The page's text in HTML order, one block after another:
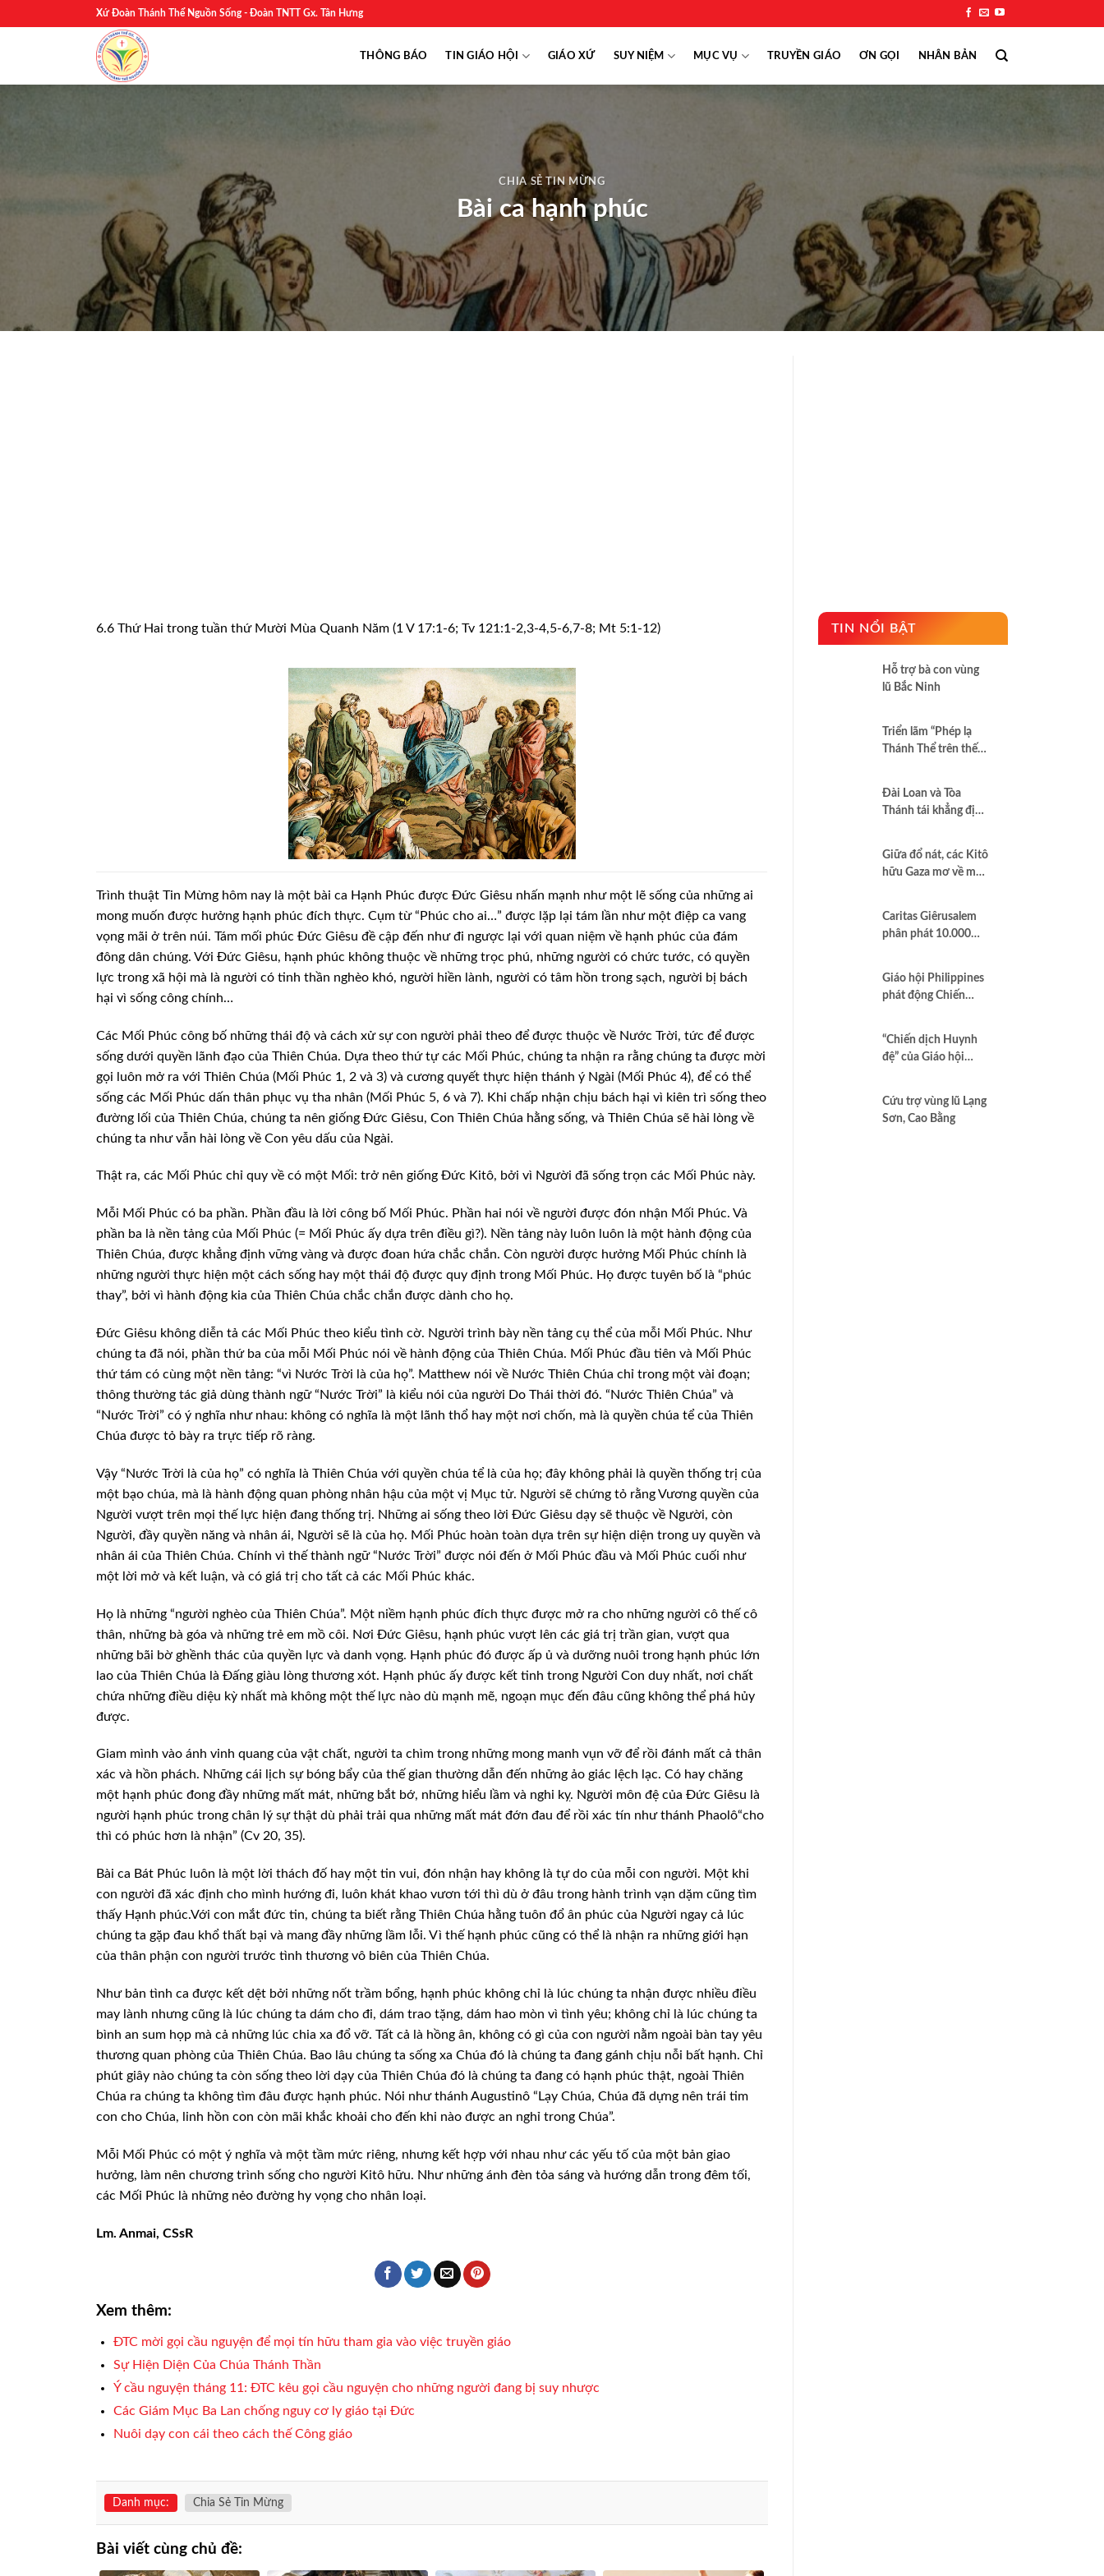
to
Xứ Đoàn Thánh Thể Nguồn Sống - Đoàn TNTT Gx. Tân Hưng
THÔNG BÁO TIN GIÁO HỘI GIÁO XỨ SUY NIỆM MỤC VỤ TRUYỀN GIÁO ƠN GỌI NHÂN BẢN
CHIA SẺ TIN MỪNG
Bài ca hạnh phúc
6.6 Thứ Hai trong tuần thứ Mười Mùa Quanh Năm (1 V 17:1-6; Tv 121:1-2,3-4,5-6,7-8; Mt 5:1-12)
Trình thuật Tin Mừng hôm nay là một bài ca Hạnh Phúc được Đức Giêsu nhấn mạnh như một lẽ sống của những ai
mong muốn được hưởng hạnh phúc đích thực. Cụm từ “Phúc cho ai…” được lặp lại tám lần như một điệp ca vang
vọng mãi ở trên núi. Tám mối phúc Đức Giêsu đề cập đến như đi ngược lại với quan niệm về hạnh phúc của đám
đông dân chúng. Với Đức Giêsu, hạnh phúc không thuộc về những trọc phú, những người có chức tước, có quyền
lực trong xã hội mà là người có tinh thần nghèo khó, người hiền lành, người có tâm hồn trong sạch, người bị bách
hại vì sống công chính…
Các Mối Phúc công bố những thái độ và cách xử sự con người phải theo để được thuộc về Nước Trời, tức để được
sống dưới quyền lãnh đạo của Thiên Chúa. Dựa theo thứ tự các Mối Phúc, chúng ta nhận ra rằng chúng ta được mời
gọi luôn mở ra với Thiên Chúa (Mối Phúc 1, 2 và 3) và cương quyết thực hiện thánh ý Ngài (Mối Phúc 4), để có thể
sống các Mối Phúc dấn thân phục vụ tha nhân (Mối Phúc 5, 6 và 7). Khi chấp nhận chịu bách hại vì kiên trì sống theo
đường lối của Thiên Chúa, chúng ta nên giống Đức Giêsu, Con Thiên Chúa hằng sống, và Thiên Chúa sẽ hài lòng về
chúng ta như vẫn hài lòng về Con yêu dấu của Ngài.
Thật ra, các Mối Phúc chỉ quy về có một Mối: trở nên giống Đức Kitô, bởi vì Người đã sống trọn các Mối Phúc này.
Mỗi Mối Phúc có ba phần. Phần đầu là lời công bố Mối Phúc. Phần hai nói về người được đón nhận Mối Phúc. Và
phần ba là nền tảng của Mối Phúc (= Mối Phúc ấy dựa trên điều gì?). Nền tảng này luôn luôn là một hành động của
Thiên Chúa, được khẳng định vững vàng và được đoan hứa chắc chắn. Còn người được hưởng Mối Phúc chính là
những người thực hiện một cách sống hay một thái độ được quy định trong Mối Phúc. Họ được tuyên bố là “phúc
thay”, bởi vì hành động kia của Thiên Chúa chắc chắn được dành cho họ.
Đức Giêsu không diễn tả các Mối Phúc theo kiểu tình cờ. Người trình bày nền tảng cụ thể của mỗi Mối Phúc. Như
chúng ta đã nói, phần thứ ba của mỗi Mối Phúc nói về hành động của Thiên Chúa. Mối Phúc đầu tiên và Mối Phúc
thứ tám có cùng một nền tảng: “vì Nước Trời là của họ”. Matthew nói về Nước Thiên Chúa chỉ trong một vài đoạn;
thông thường tác giả dùng thành ngữ “Nước Trời” là kiểu nói của người Do Thái thời đó. “Nước Thiên Chúa” và
“Nước Trời” có ý nghĩa như nhau: không có nghĩa là một lãnh thổ hay một nơi chốn, mà là quyền chúa tể của Thiên
Chúa được tỏ bày ra trực tiếp rõ ràng.
Vậy “Nước Trời là của họ” có nghĩa là Thiên Chúa với quyền chúa tể là của họ; đây không phải là quyền thống trị của
một bạo chúa, mà là hành động quan phòng nhân hậu của một vị Mục tử. Người sẽ chứng tỏ rằng Vương quyền của
Người vượt trên mọi thế lực hiện đang thống trị. Những ai sống theo lời Đức Giêsu dạy sẽ thuộc về Người, còn
Người, đầy quyền năng và nhân ái, Người sẽ là của họ. Mối Phúc hoàn toàn dựa trên sự hiện diện trong uy quyền và
nhân ái của Thiên Chúa. Chính vì thế thành ngữ “Nước Trời” được nói đến ở Mối Phúc đầu và Mối Phúc cuối như
một lời mở và kết luận, và có giá trị cho tất cả các Mối Phúc khác.
Họ là những “người nghèo của Thiên Chúa”. Một niềm hạnh phúc đích thực được mở ra cho những người cô thế cô
thân, những bà góa và những trẻ em mồ côi. Nơi Đức Giêsu, hạnh phúc vượt lên các giá trị trần gian, vượt qua
những bãi bờ ghềnh thác của quyền lực và danh vọng. Hạnh phúc đó được ấp ủ và dưỡng nuôi trong hạnh phúc lớn
lao của Thiên Chúa là Đấng giàu lòng thương xót. Hạnh phúc ấy được kết tinh trong Người Con duy nhất, nơi chất
chứa những điều diệu kỳ nhất mà không một thế lực nào dù mạnh mẽ, ngoạn mục đến đâu cũng không thể phá hủy
được.
Giam mình vào ánh vinh quang của vật chất, người ta chìm trong những mong manh vụn vỡ để rồi đánh mất cả thân
xác và hồn phách. Những cái lịch sự bóng bẩy của thế gian thường dẫn đến những ảo giác lệch lạc. Có hay chăng
một hạnh phúc đong đầy những mất mát, những bắt bớ, những hiểu lầm và nghi kỵ. Người môn đệ của Đức Giêsu là
người hạnh phúc trong chân lý sựthật dù phải trải qua những mất mát đớn đau để rồi xác tín như thánh Phaolô“cho
thì có phúc hơn là nhận” (Cv 20, 35).
Bài ca Bát Phúc luôn là một lời thách đố hay một tin vui, đón nhận hay không là tự do của mỗi con người. Một khi
con người đã xác định cho mình hướng đi, luôn khát khao vươn tới thì dù ở đâu trong hành trình vạn dặm cũng tìm
thấy Hạnh phúc.Với con mắt đức tin, chúng ta biết rằng Thiên Chúa hằng tuôn đổ ân phúc của Người ngay cả lúc
chúng ta gặp đau khổ thất bại và mang đầy những lầm lỗi. Vì thế hạnh phúc cũng có thể là nhận ra những giới hạn
của thân phận con người trước tình thương vô biên của Thiên Chúa.
Như bản tình ca được kết dệt bởi những nốt trầm bổng, hạnh phúc không chỉ là lúc chúng ta nhận được nhiều điều
may lành nhưng cũng là lúc chúng ta dám cho đi, dám trao tặng, dám hao mòn vì tình yêu; không chỉ là lúc chúng ta
bình an sum họp mà cả những lúc chia xa đổ vỡ. Tất cả là hồng ân, không có gì của con người nằm ngoài bàn tay yêu
thương quan phòng của Thiên Chúa. Bao lâu chúng ta sống xa Chúa đó là chúng ta đang gánh chịu nỗi bất hạnh. Chỉ
phút giây nào chúng ta còn sống theo lời dạy của Thiên Chúa đó là chúng ta đang có hạnh phúc thật, ngoài Thiên
Chúa ra chúng ta không tìm đâu được hạnh phúc. Nói như thánh Augustinô “Lạy Chúa, Chúa đã dựng nên trái tim
con cho Chúa, linh hồn con còn mãi khắc khoải cho đến khi nào được an nghỉ trong Chúa”.
Mỗi Mối Phúc có một ý nghĩa và một tầm mức riêng, nhưng kết hợp với nhau như các yếu tố của một bản giao
hưởng, làm nên chương trình sống cho người Kitô hữu. Như những ánh đèn tỏa sáng và hướng dẫn trong đêm tối,
các Mối Phúc là những nẻo đường hy vọng cho nhân loại.
Lm. Anmai, CSsR
Xem thêm:
ĐTC mời gọi cầu nguyện để mọi tín hữu tham gia vào việc truyền giáo
Sự Hiện Diện Của Chúa Thánh Thần
Ý cầu nguyện tháng 11: ĐTC kêu gọi cầu nguyện cho những người đang bị suy nhược
Các Giám Mục Ba Lan chống nguy cơ ly giáo tại Đức
Nuôi dạy con cái theo cách thế Công giáo
Danh mục: Chia Sẻ Tin Mừng
Bài viết cùng chủ đề:
TIN NỔI BẬT
Hỗ trợ bà con vùng
lũ Bắc Ninh
Triển lãm “Phép lạ
Thánh Thể trên thế
Đài Loan và Tòa
Thánh tái khẳng định
hòa bình và dân chủ
Giữa đổ nát, các Kitô
hữu Gaza mơ về một
Caritas Giêrusalem
phân phát 10.000
tại Dải Gaza
Giáo hội Philippines
phát động Chiến
chống tham nhũng
và cầu nguyện cho
quốc gia
“Chiến dịch Huynh
đệ” của Giáo hội
cao nhất của Bác ái
Cứu trợ vùng lũ Lạng
Sơn, Cao Bằng